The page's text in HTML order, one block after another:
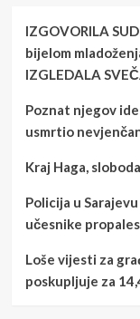
IZGOVORILA
bijelom
IZGLEDALA
Poznat njegov
usmrtio
Kraj Haga,
Policija u
učesnike
Loše vijesti za
poskupljuje za